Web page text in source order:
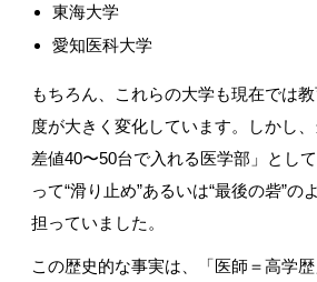
東海大学
愛知医科大学
もちろん、これらの大学も現在では
度が大きく変化しています。しかし
差値40〜50台で入れる医学部」とし
って“滑り止め”あるいは“最後の砦”の
担っていました。
この歴史的な事実は、「医師＝高学